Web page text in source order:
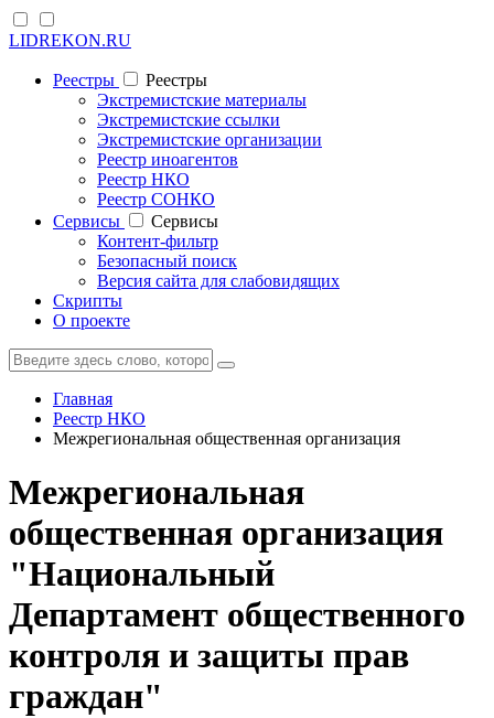
LIDREKON.RU
Реестры
Реестры
Экстремистские материалы
Экстремистские ссылки
Экстремистские организации
Реестр иноагентов
Реестр НКО
Реестр СОНКО
Cервисы
Cервисы
Контент-фильтр
Безопасный поиск
Версия сайта для слабовидящих
Скрипты
О проекте
Главная
Реестр НКО
Межрегиональная общественная организация
Межрегиональная
общественная организация
"Национальный
Департамент общественного
контроля и защиты прав
граждан"